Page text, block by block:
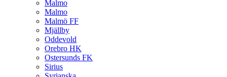
Malmo
Malmo
Malmö FF
Mjällby
Oddevold
Orebro HK
Ostersunds FK
Sirius